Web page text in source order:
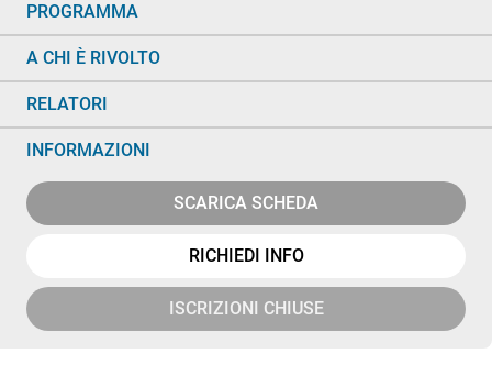
PROGRAMMA
A CHI È RIVOLTO
RELATORI
INFORMAZIONI
SCARICA SCHEDA
RICHIEDI INFO
ISCRIZIONI CHIUSE